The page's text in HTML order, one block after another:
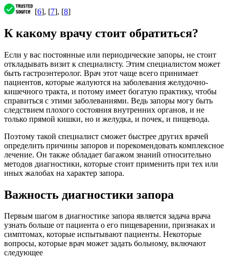
[6], [7], [8]
К какому врачу стоит обратиться?
Если у вас постоянные или периодические запоры, не стоит
откладывать визит к специалисту. Этим специалистом может
быть гастроэнтеролог. Врач этот чаще всего принимает
пациентов, которые жалуются на заболевания желудочно-
кишечного тракта, и потому имеет богатую практику, чтобы
справиться с этими заболеваниями. Ведь запоры могу быть
следствием плохого состояния внутренних органов, и не
только прямой кишки, но и желудка, и почек, и пищевода.
Поэтому такой специалист сможет быстрее других врачей
определить причины запоров и порекомендовать комплексное
лечение. Он также обладает багажом знаний относительно
методов диагностики, которые стоит применить при тех или
иных жалобах на характер запора.
Важность диагностики запора
Первым шагом в диагностике запора является задача врача
узнать больше от пациента о его пищеварении, признаках и
симптомах, которые испытывают пациенты. Некоторые
вопросы, которые врач может задать больному, включают
следующее